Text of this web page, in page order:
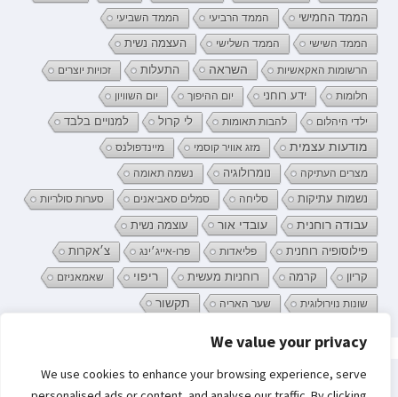
We value your privacy
We use cookies to enhance your browsing experience, serve
הממד החמישי הממד הרביעי הממד השביעי
הממד השישי הממד השלישי העצמה נשית
הרשומות האקאשיות השראה התעלות זכויות יוצרים
חלומות ידע רוחני יום ההיפוך יום השוויון
ילדי היהלום להבות תאומות לי קרול למנויים בלבד
מודעות עצמית מזג אוויר קוסמי מיינדפולנס
מצרים העתיקה נומרולוגיה נשמה תאומה
נשמות עתיקות סליחה סמלים סאביאנים סערות סולריות
עבודה רוחנית עובדי אור
עוצמה נשית
פילוסופיה רוחנית
פליאדות פרו-אייג׳ינג צ׳אקרות
קריון קרמה רוחניות מעשית ריפוי שאמאניזם
שונות נוירולוגית שער האריה תקשור
מהווה את ההסכמה שלך לשימוש בהם.